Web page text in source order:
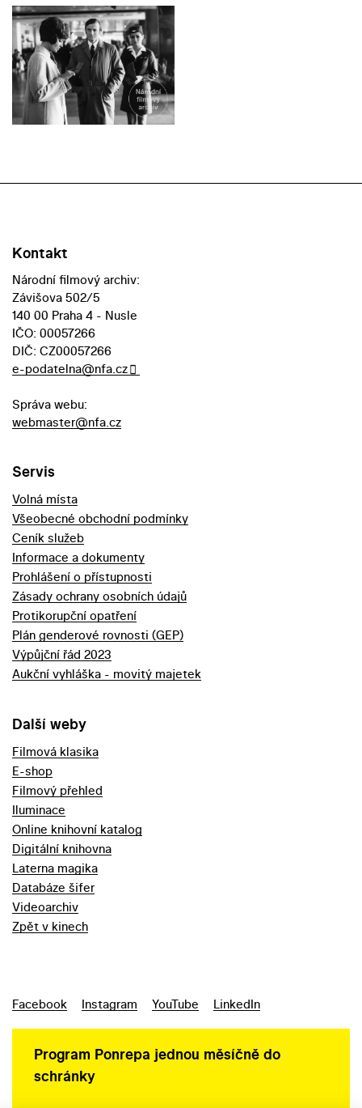
Kontakt
Národní filmový archiv:
Závišova 502/5
140 00 Praha 4 - Nusle
IČO: 00057266
DIČ: CZ00057266
e-podatelna@nfa.cz
Správa webu:
webmaster@nfa.cz
Servis
Volná místa
Všeobecné obchodní podmínky
Ceník služeb
Informace a dokumenty
Prohlášení o přístupnosti
Zásady ochrany osobních údajů
Protikorupční opatření
Plán genderové rovnosti (GEP)
Výpůjční řád 2023
Aukční vyhláška - movitý majetek
Další weby
Filmová klasika
E-shop
Filmový přehled
Iluminace
Online knihovní katalog
Digitální knihovna
Laterna magika
Databáze šifer
Videoarchiv
Zpět v kinech
Facebook Instagram YouTube LinkedIn
Program Ponrepa jednou měsíčně do
schránky